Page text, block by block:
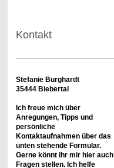
Kontakt
Stefanie Burghardt
35444 Biebertal
Ich freue mich über
Anregungen, Tipps und
persönliche
Kontaktaufnahmen über das
unten stehende Formular.
Gerne könnt ihr mir hier auch
Fragen stellen. Ich helfe